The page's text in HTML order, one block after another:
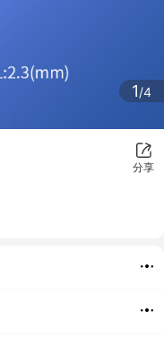
1/4
分享